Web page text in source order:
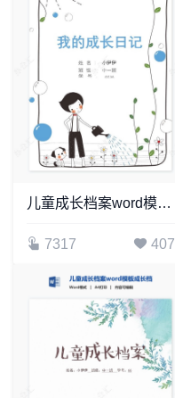
儿童成长档案word模板成长档案学生word成长手册(11)
7317 407